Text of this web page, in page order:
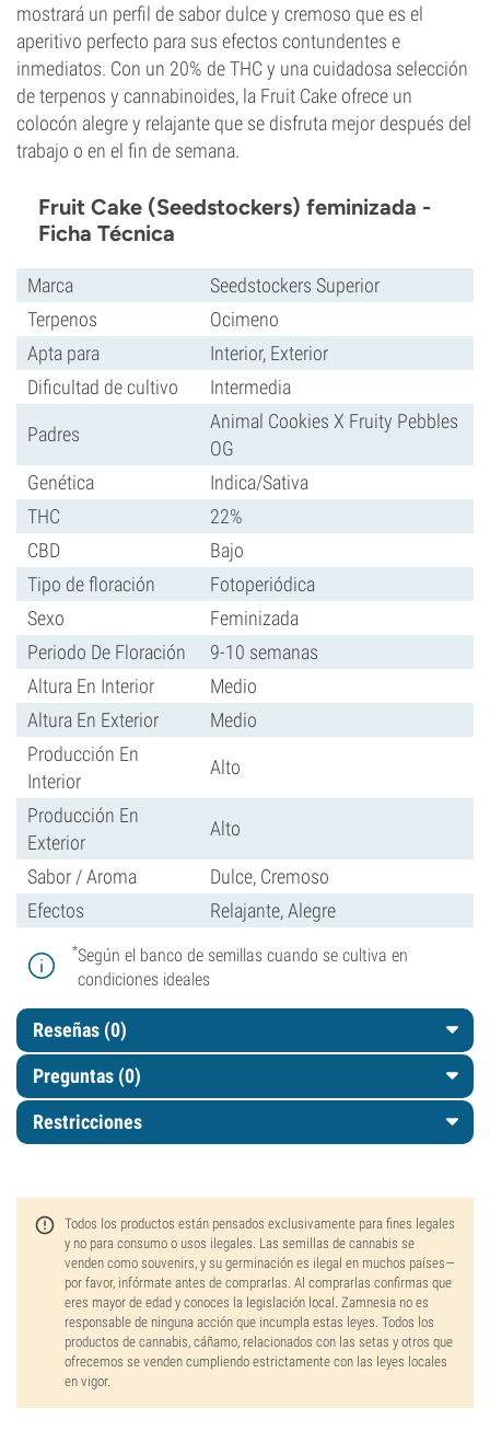
mostrará un perfil de sabor dulce y cremoso que es el
aperitivo perfecto para sus efectos contundentes e
inmediatos. Con un 20% de THC y una cuidadosa selección
de terpenos y cannabinoides, la Fruit Cake ofrece un
colocón alegre y relajante que se disfruta mejor después del
trabajo o en el fin de semana.
Fruit Cake (Seedstockers) feminizada -
Ficha Técnica
Marca
Seedstockers Superior
Terpenos
Ocimeno
Apta para
Interior, Exterior
Dificultad de cultivo
Intermedia
Padres
Animal Cookies X Fruity Pebbles
OG
Genética
Indica/Sativa
THC
22%
CBD
Bajo
Tipo de floración
Fotoperiódica
Sexo
Feminizada
Periodo De Floración
9-10 semanas
Altura En Interior
Medio
Altura En Exterior
Medio
Producción En
Interior
Alto
Producción En
Exterior
Alto
Sabor / Aroma
Dulce, Cremoso
Efectos
Relajante, Alegre
*Según el banco de semillas cuando se cultiva en
condiciones ideales
Reseñas (0)
Preguntas (0)
Restricciones
Todos los productos están pensados exclusivamente para fines legales
y no para consumo o usos ilegales. Las semillas de cannabis se
venden como souvenirs, y su germinación es ilegal en muchos países—
por favor, infórmate antes de comprarlas. Al comprarlas confirmas que
eres mayor de edad y conoces la legislación local. Zamnesia no es
responsable de ninguna acción que incumpla estas leyes. Todos los
productos de cannabis, cáñamo, relacionados con las setas y otros que
ofrecemos se venden cumpliendo estrictamente con las leyes locales
en vigor.